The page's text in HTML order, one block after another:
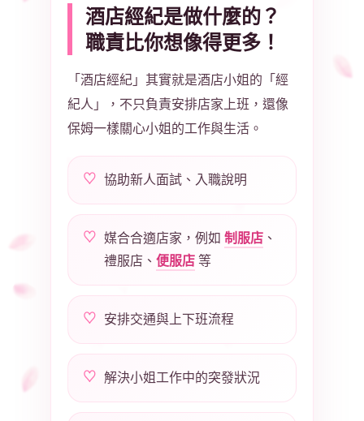
酒店經紀是做什麼的？
職責比你想像得更多！
「酒店經紀」其實就是酒店小姐的「經
紀人」，不只負責安排店家上班，還像
保姆一樣關心小姐的工作與生活。
協助新人面試、入職說明
媒合合適店家，例如 制服店 、
禮服店、 便服店 等
安排交通與上下班流程
解決小姐工作中的突發狀況